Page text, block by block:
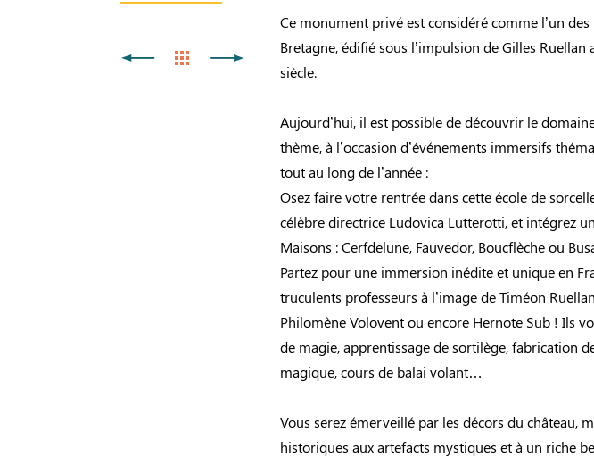
Ce monument privé est considéré comme l’un
Bretagne, édifié sous l’impulsion de Gilles Ruellan
siècle.
Aujourd’hui, il est possible de découvrir le
thème, à l’occasion d’événements immersifs
tout au long de l’année :
Osez faire votre rentrée dans cette école de
célèbre directrice Ludovica Lutterotti, et intégrez
Maisons : Cerfdelune, Fauvedor, Boucflèche ou
Partez pour une immersion inédite et unique en
truculents professeurs à l’image de Timéon
Philomène Volovent ou encore Hernote Sub ! Ils
de magie, apprentissage de sortilège, fabrication
magique, cours de balai volant…
Vous serez émerveillé par les décors du château,
historiques aux artefacts mystiques et à un riche